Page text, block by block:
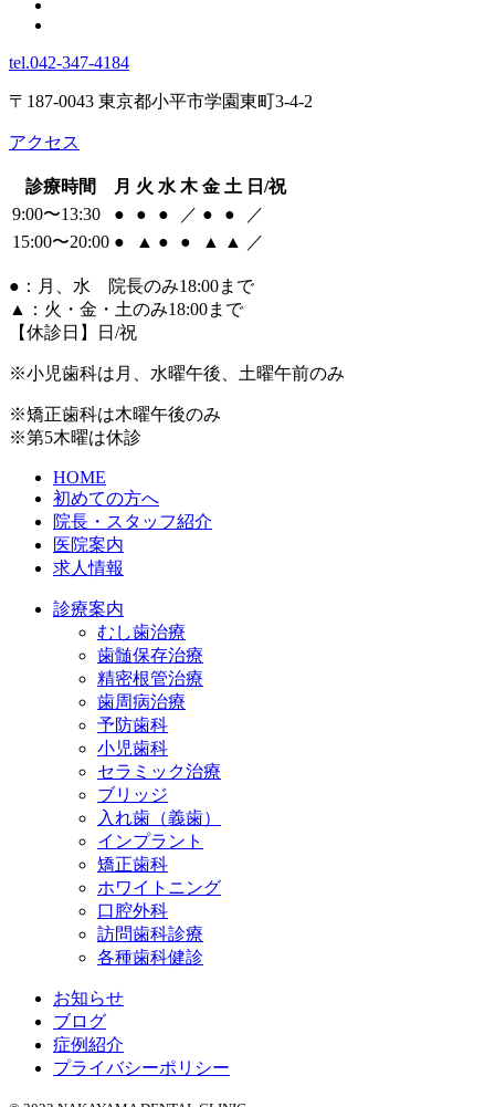
tel.042-347-4184
〒187-0043 東京都小平市学園東町3-4-2
アクセス
診療時間 月 火 水 木 金 土 日/祝
9:00〜13:30
● ● ● ／ ● ●
／
15:00〜20:00 ● ▲ ● ● ▲ ▲ ／
● ：月、水 院長のみ18:00まで
▲
：火・金・土のみ18:00まで
【休診日】日/祝
※小児歯科は月、水曜午後、土曜午前のみ
※矯正歯科は木曜午後のみ
※第5木曜は休診
HOME
初めての方へ
院長・スタッフ紹介
医院案内
求人情報
診療案内
むし歯治療
歯髄保存治療
精密根管治療
歯周病治療
予防歯科
小児歯科
セラミック治療
ブリッジ
入れ歯（義歯）
インプラント
矯正歯科
ホワイトニング
口腔外科
訪問歯科診療
各種歯科健診
お知らせ
ブログ
症例紹介
プライバシーポリシー